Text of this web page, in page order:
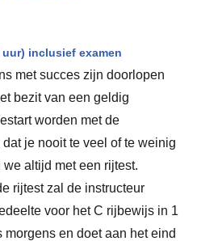
inclusief examen
met succes zijn doorlopen
bezit van een geldig
worden met de
je nooit te veel of te weinig
altijd met een rijtest.
rijtest zal de instructeur
voor het C rijbewijs in 1
morgens en doet aan het eind